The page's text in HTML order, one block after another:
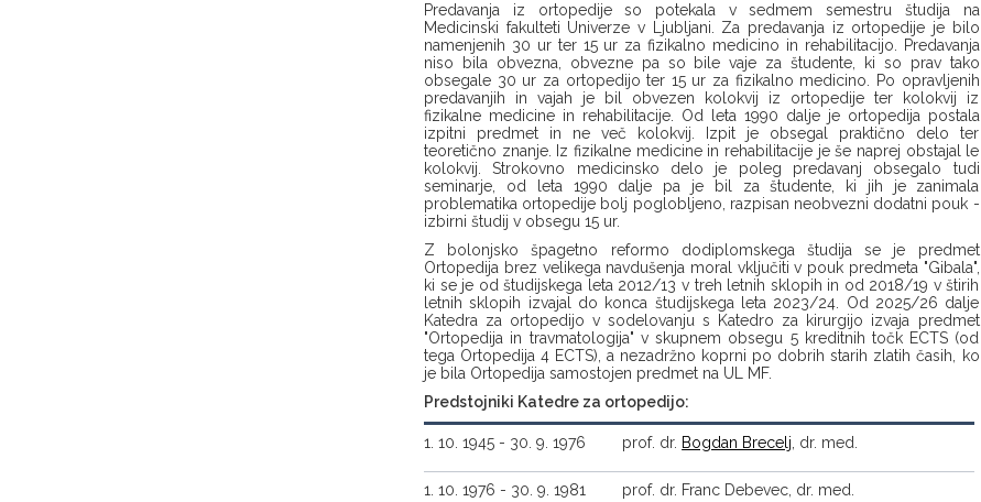
Predavanja iz ortopedije so potekala v sedmem semestru študija na
Medicinski fakulteti Univerze v Ljubljani. Za predavanja iz ortopedije je bilo
namenjenih 30 ur ter 15 ur za fizikalno medicino in rehabilitacijo. Predavanja
niso bila obvezna, obvezne pa so bile vaje za študente, ki so prav tako
obsegale 30 ur za ortopedijo ter 15 ur za fizikalno medicino. Po opravljenih
predavanjih in vajah je bil obvezen kolokvij iz ortopedije ter kolokvij iz
fizikalne medicine in rehabilitacije. Od leta 1990 dalje je ortopedija postala
izpitni predmet in ne več kolokvij. Izpit je obsegal praktično delo ter
teoretično znanje. Iz fizikalne medicine in rehabilitacije je še naprej obstajal le
kolokvij. Strokovno medicinsko delo je poleg predavanj obsegalo tudi
seminarje, od leta 1990 dalje pa je bil za študente, ki jih je zanimala
problematika ortopedije bolj poglobljeno, razpisan neobvezni dodatni pouk -
izbirni študij v obsegu 15 ur.
Z bolonjsko špagetno reformo dodiplomskega študija se je predmet
Ortopedija brez velikega navdušenja moral vključiti v pouk predmeta "Gibala",
ki se je od študijskega leta 2012/13 v treh letnih sklopih in od 2018/19 v štirih
letnih sklopih izvajal do konca študijskega leta 2023/24. Od 2025/26 dalje
Katedra za ortopedijo v sodelovanju s Katedro za kirurgijo izvaja predmet
"Ortopedija in travmatologija" v skupnem obsegu 5 kreditnih točk ECTS (od
tega Ortopedija 4 ECTS), a nezadržno koprni po dobrih starih zlatih časih, ko
je bila Ortopedija samostojen predmet na UL MF.
Predstojniki Katedre za ortopedijo:
1. 10. 1945 - 30. 9. 1976 prof. dr. Bogdan Brecelj , dr. med.
1. 10. 1976 - 30. 9. 1981 prof. dr. Franc Debevec, dr. med.